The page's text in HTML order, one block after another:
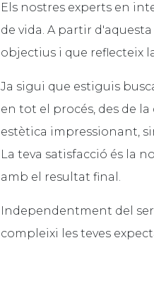
Els nostres experts en
de vida. A partir
objectius i que reflecteix
Ja sigui que estiguis
en tot el procés, des de
estètica impressionant,
La teva satisfacció és la
amb el resultat final.
Independentment del
compleixi les teves